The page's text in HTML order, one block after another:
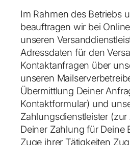
Im Rahmen des Betriebs
beauftragen wir bei
unseren
Adressdaten für den
Kontaktanfragen über
unseren
Übermittlung Deiner
Kontaktformular) und
Zahlungsdienstleister
Deiner Zahlung für Deine
Zuge ihrer Tätigkeiten